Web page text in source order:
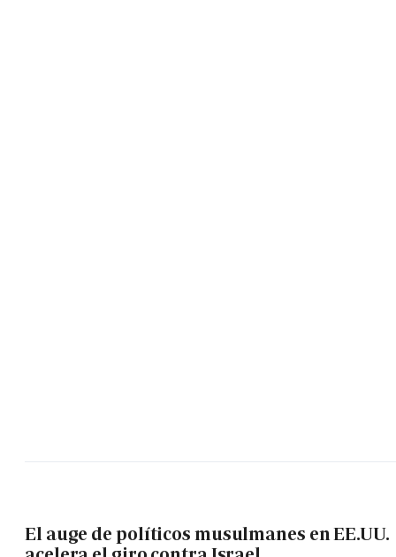
El auge de políticos musulmanes en EE.UU.